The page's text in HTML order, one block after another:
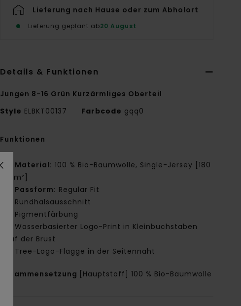
Lieferung nach Hause oder zum Abholort
Lieferung geplant ab20 August
Details & Funktionen
Jungen 8-16 Grün Kurzärmliges Oberteil
Style ELBKT00137 Farbcode gqq0
Funktionen
Material: 100 % Bio-Baumwolle, Single-Jersey [180
g/m²]
Passform: Regular Fit
Rundhalsausschnitt
Pigmentfärbung
Wasserbasierter Logo-Print in Kleinbuchstaben
auf der Brust
Tree-Logo-Flagge in der Seitennaht
Zusammensetzung [Hauptstoff] 100 % Bio-Baumwolle